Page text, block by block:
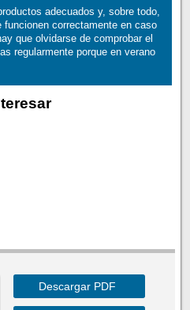
adecuados y, sobre todo,
correctamente en caso
que olvidarse de comprobar el
regularmente porque en verano
Descargar PDF